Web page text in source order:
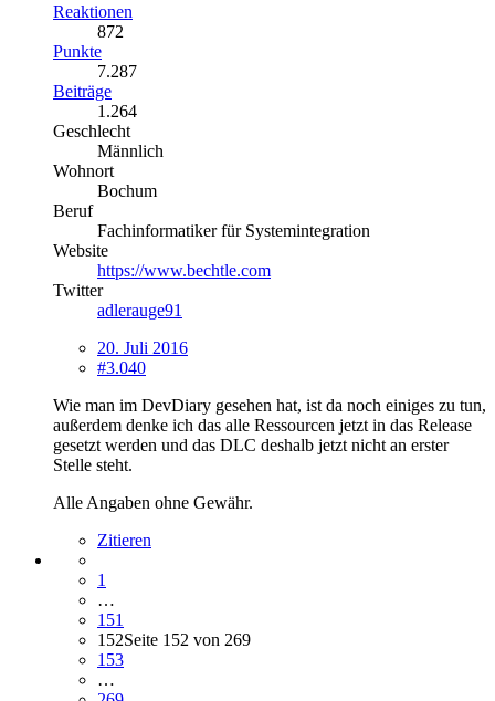
Reaktionen
872
Punkte
7.287
Beiträge
1.264
Geschlecht
Männlich
Wohnort
Bochum
Beruf
Fachinformatiker für Systemintegration
Website
https://www.bechtle.com
Twitter
adlerauge91
20. Juli 2016
#3.040
Wie man im DevDiary gesehen hat, ist da noch einiges zu tun,
außerdem denke ich das alle Ressourcen jetzt in das Release
gesetzt werden und das DLC deshalb jetzt nicht an erster
Stelle steht.
Alle Angaben ohne Gewähr.
Zitieren
1
…
151
152Seite 152 von 269
153
…